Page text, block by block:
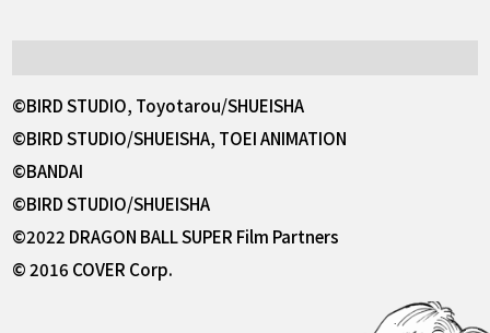
©BIRD STUDIO, Toyotarou/SHUEISHA
©BIRD STUDIO/SHUEISHA, TOEI ANIMATION
©BANDAI
©BIRD STUDIO/SHUEISHA
©2022 DRAGON BALL SUPER Film Partners
© 2016 COVER Corp.